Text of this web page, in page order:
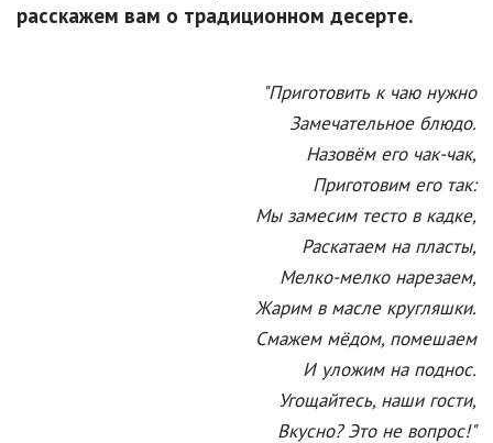
расскажем вам о традиционном десерте.
"Приготовить к чаю нужно
Замечательное блюдо.
Назовём его чак-чак,
Приготовим его так:
Мы замесим тесто в кадке,
Раскатаем на пласты,
Мелко-мелко нарезаем,
Жарим в масле кругляшки.
Смажем мёдом, помешаем
И уложим на поднос.
Угощайтесь, наши гости,
Вкусно? Это не вопрос!"